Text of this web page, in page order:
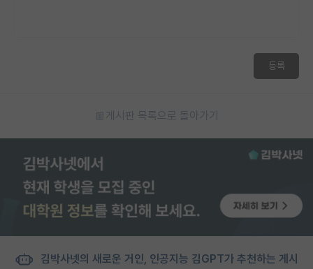
등록
게시판 목록으로 돌아가기
김박사넷의 새로운 거인, 인공지능 김GPT가 추천하는 게시